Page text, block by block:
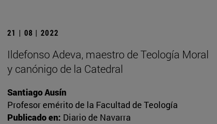
21 | 08 | 2022
Ildefonso Adeva, maestro de Teología Moral
y canónigo de la Catedral
Santiago Ausín
Profesor emérito de la Facultad de Teología
Publicado en: Diario de Navarra